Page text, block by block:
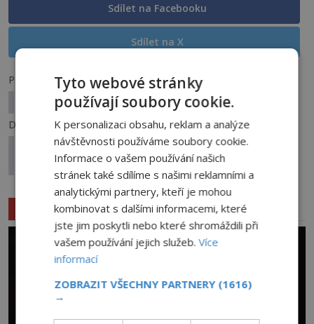
Sdílet na Facebooku
Sdílet na X
Předchozí článek
Právě vychází Enigma 4/2024
Další článek
Dosud neodhalené tajemství hlav českých pánů:
Kam byly nakonec ukryty?
Související články
Tyto webové stránky
používají soubory cookie.
K personalizaci obsahu, reklam a analýze
návštěvnosti používáme soubory cookie.
Informace o vašem používání našich
stránek také sdílíme s našimi reklamními a
analytickými partnery, kteří je mohou
kombinovat s dalšími informacemi, které
jste jim poskytli nebo které shromáždili při
vašem používání jejich služeb.Více
informací
ZOBRAZIT VŠECHNY PARTNERY (1616)
→